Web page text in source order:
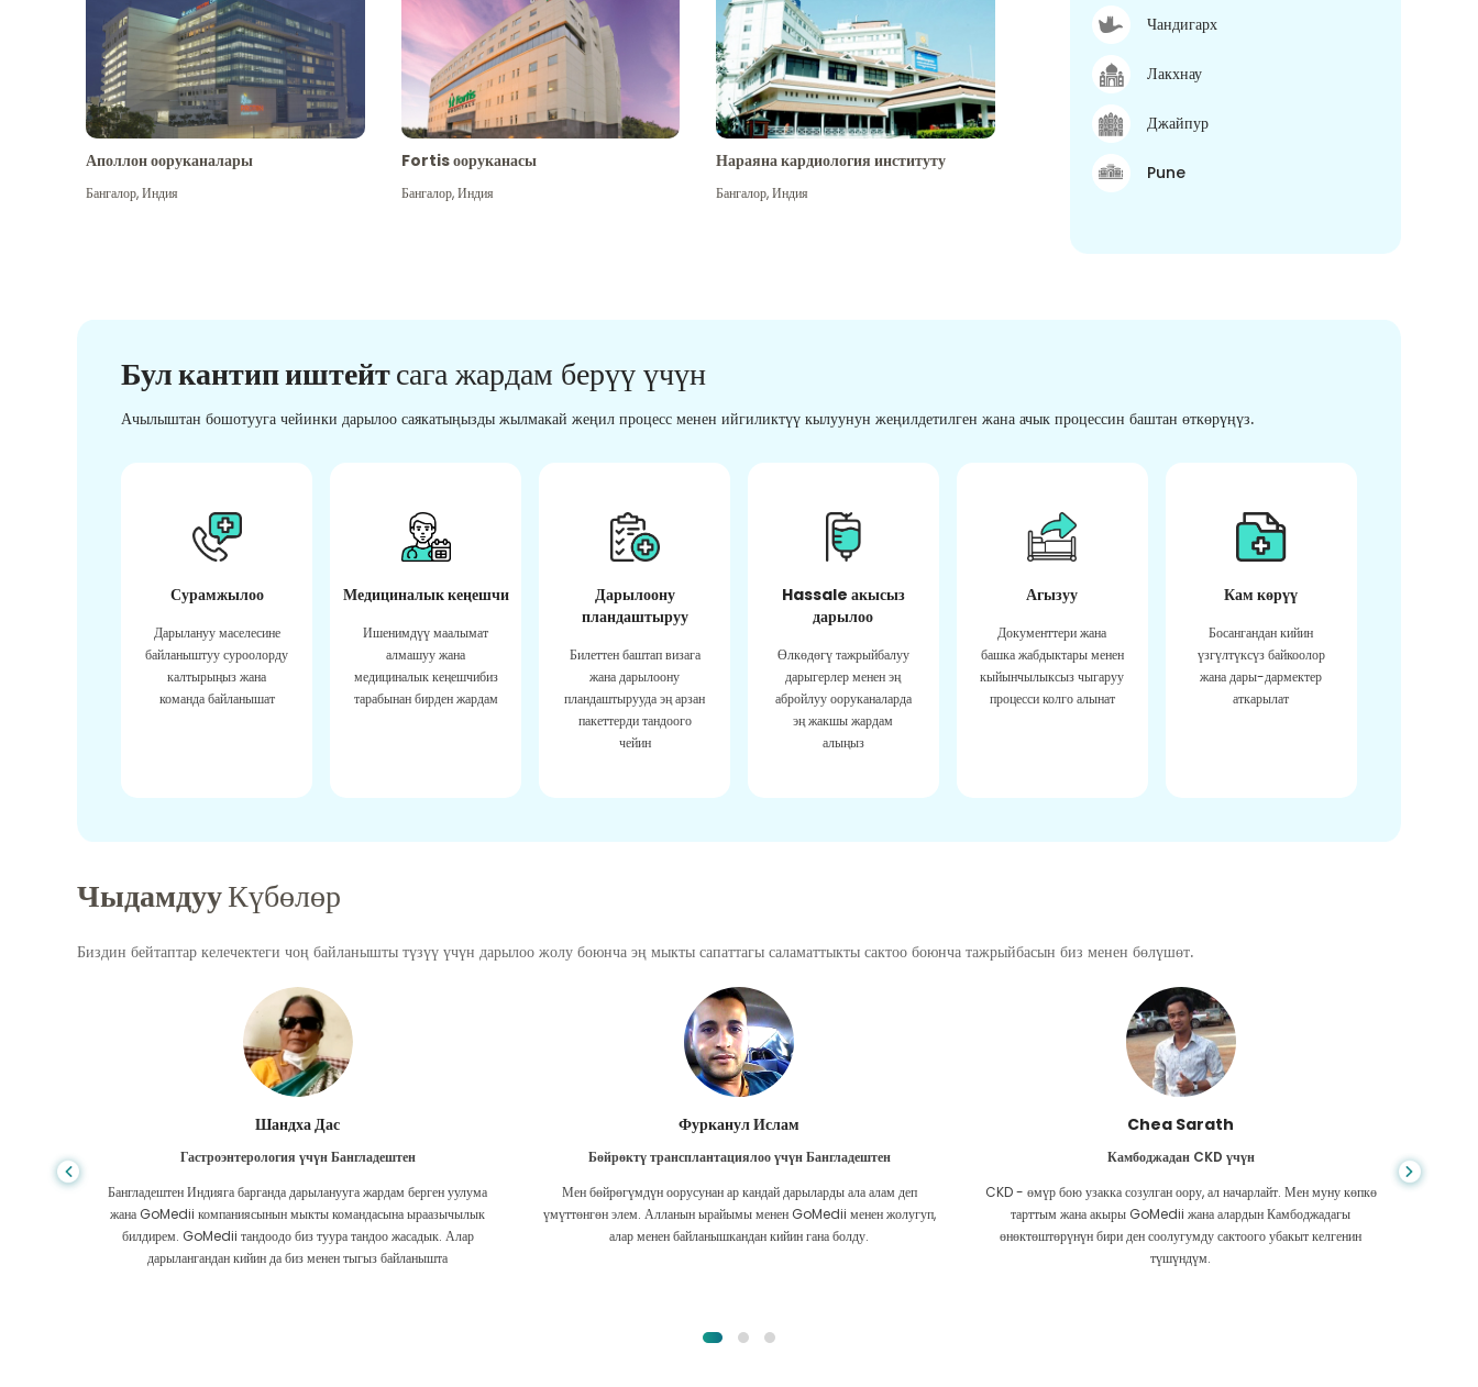
Аполлон ооруканалары
Бангалор,Индия
Fortis ооруканасы
Бангалор,Индия
Нараяна кардиология институту
Бангалор,Индия
Чандигарх
Лакхнау
Джайпур
Pune
Бул кантип иштейтсага жардам берүү үчүн
Ачылыштан бошотууга чейинки дарылоо саякатыңызды жылмакай жеңил процесс менен ийгиликтүү кылуунун жеңилдетилген жана ачык процессин баштан өткөрүңүз.
Сурамжылоо
Дарылануу маселесине
байланыштуу суроолорду
калтырыңыз жана
команда байланышат
Медициналык кеңешчи
Ишенимдүү маалымат
алмашуу жана
медициналык кеңешчибиз
тарабынан бирден жардам
Дарылоону
пландаштыруу
Билеттен баштап визага
жана дарылоону
пландаштырууда эң арзан
пакеттерди тандоого
чейин
Hassale акысыз
дарылоо
Өлкөдөгү тажрыйбалуу
дарыгерлер менен эң
абройлуу ооруканаларда
эң жакшы жардам
алыңыз
Агызуу
Документтери жана
башка жабдыктары менен
кыйынчылыксыз чыгаруу
процесси колго алынат
Кам көрүү
Босангандан кийин
үзгүлтүксүз байкоолор
жана дары-дармектер
аткарылат
ЧыдамдууКүбөлөр
Биздин бейтаптар келечектеги чоң байланышты түзүү үчүн дарылоо жолу боюнча эң мыкты сапаттагы саламаттыкты сактоо боюнча тажрыйбасын биз менен бөлүшөт.
Шандха Дас
Гастроэнтерология үчүн Бангладештен
Бангладештен Индияга барганда дарыланууга жардам берген уулума
жана GoMedii компаниясынын мыкты командасына ыраазычылык
билдирем. GoMedii тандоодо биз туура тандоо жасадык. Алар
дарылангандан кийин да биз менен тыгыз байланышта
Фурканул Ислам
Бөйрөктү трансплантациялоо үчүн Бангладештен
Мен бөйрөгүмдүн оорусунан ар кандай дарыларды ала алам деп
үмүттөнгөн элем. Алланын ырайымы менен GoMedii менен жолугуп,
алар менен байланышкандан кийин гана болду.
Chea Sarath
Камбоджадан CKD үчүн
CKD - өмүр бою узакка созулган оору, ал начарлайт. Мен муну көпкө
тарттым жана акыры GoMedii жана алардын Камбоджадагы
өнөктөштөрүнүн бири ден соолугумду сактоого убакыт келгенин
түшүндүм.